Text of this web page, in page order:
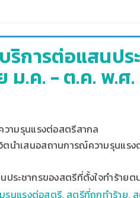
ริการต่อแสนป
ม.ค. - ต.ค. พ.ศ
ามรุนแรงต่อสตรีสากล
นำเสนอสถานการณ์ความรุนแร
ประชากรของสตรีที่ตั้งใจทําร้ายต
รุนแรงต่อสตรี, สตรีที่ถูกทำร้าย,